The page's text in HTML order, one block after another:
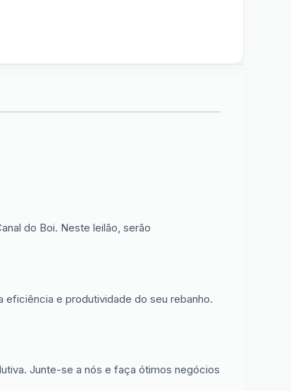
do Boi. Neste leilão, serão
eficiência e produtividade do seu rebanho.
Junte-se a nós e faça ótimos negócios